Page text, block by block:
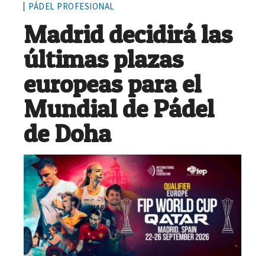
PÁDEL PROFESIONAL
Madrid decidirá las
últimas plazas
europeas para el
Mundial de Pádel
de Doha